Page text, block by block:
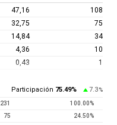
47,16 108
32,75 75
14,84 34
4,36 10
0,43 1
Participación 75.49% 7.3 %
231 100.00%
75 24.50%